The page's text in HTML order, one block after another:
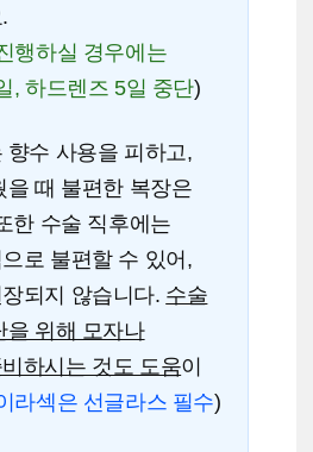
행하실 경우에는
, 하드렌즈 5일 중단)
향수 사용을 피하고,
을 때 불편한 복장은
한 수술 직후에는
로 불편할 수 있어,
되지 않습니다. 수술
을 위해 모자나
하시는 것도 도움이
라섹은 선글라스 필수)